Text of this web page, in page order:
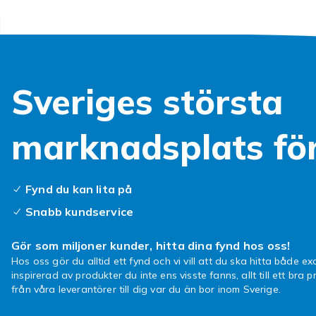
Galaxy
hos
Hos Fyndiq
alltid bra
produkt hos
leverans
Hos Fyndiq
Sveriges största
marknadsplats
Fynd du kan lita på
Snabb kundservice
Gör som miljoner kunder, hitta dina fynd hos oss!
Hos oss gör du alltid ett fynd och vi vill att du ska hitta både
inspirerad av produkter du inte ens visste fanns, allt till ett bra
från våra leverantörer till dig var du än bor inom Sverige.